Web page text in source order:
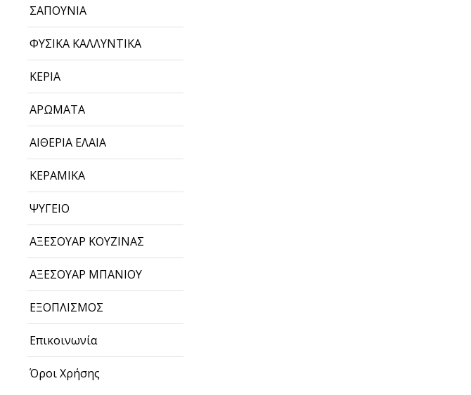
ΣΑΠΟΥΝΙΑ
ΦΥΣΙΚΑ ΚΑΛΛΥΝΤΙΚΑ
ΚΕΡΙΑ
ΑΡΩΜΑΤΑ
ΑΙΘΕΡΙΑ ΕΛΑΙΑ
ΚΕΡΑΜΙΚΑ
ΨΥΓΕΙΟ
ΑΞΕΣΟΥΑΡ ΚΟΥΖΙΝΑΣ
ΑΞΕΣΟΥΑΡ ΜΠΑΝΙΟΥ
ΕΞΟΠΛΙΣΜΟΣ
Επικοινωνία
Όροι Χρήσης